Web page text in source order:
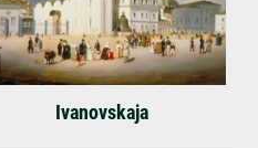
Ivanovskaja